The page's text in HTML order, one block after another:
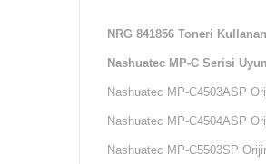
NRG 841856 Toneri
Nashuatec MP-C Serisi
Nashuatec MP-C4503ASP
Nashuatec MP-C4504ASP
Nashuatec MP-C5503SP